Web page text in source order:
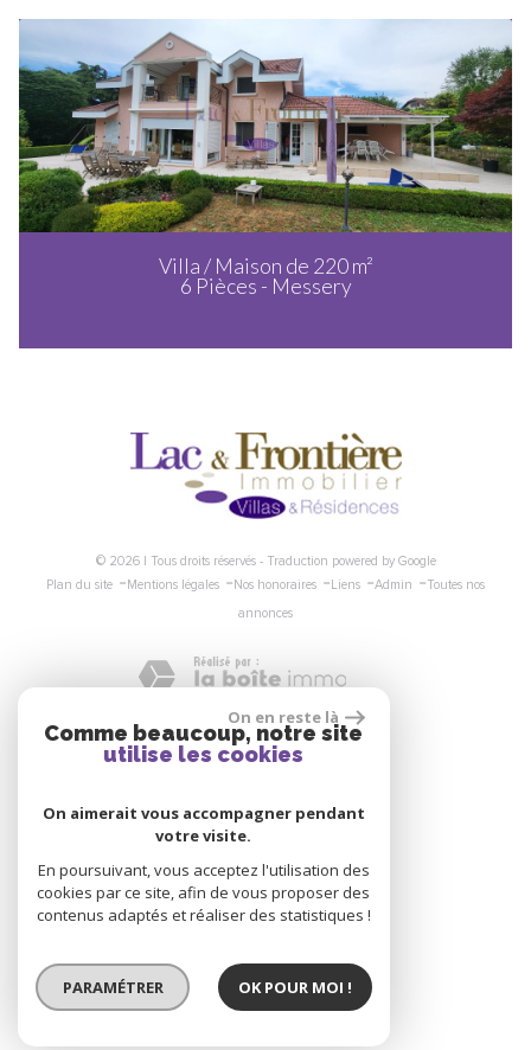
Villa / Maison de 220 m²
6 Pièces - Messery
© 2026 | Tous droits réservés - Traduction powered by Google
Plan du site -Mentions légales -Nos honoraires -Liens -Admin -Toutes nos
annonces
Nous suivre
Se connecter
Espace propriétaire
On en reste là
Comme beaucoup, notre site
utilise les cookies
On aimerait vous accompagner pendant
votre visite.
En poursuivant, vous acceptez l'utilisation des
cookies par ce site, afin de vous proposer des
contenus adaptés et réaliser des statistiques !
PARAMÉTRER OK POUR MOI !